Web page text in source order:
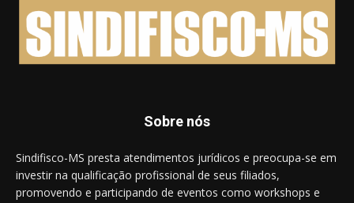
Sobre nós
Sindifisco-MS presta atendimentos jurídicos e preocupa-se em
investir na qualificação profissional de seus filiados,
promovendo e participando de eventos como workshops e